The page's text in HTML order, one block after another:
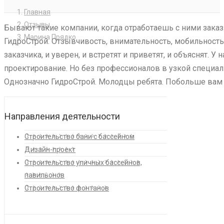
Главная
Отзывы
Марина Прядко
Бывают такие компании, когда отработаешь с ними
ГидроСтрой. Отзывчивость, внимательность,
заказчика, и уверен, и встретят и приветят, и объяснят.
проектирование. Но без профессионалов в узкой
Однозначно ГидроСтрой. Молодцы ребята. Побольше
Направления деятельности
Строительство бани с бассейном
Дизайн-проект
Строительство уличных бассейнов,
павильонов
Строительство фонтанов